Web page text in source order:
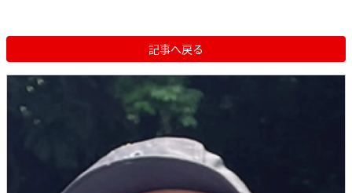
記事へ戻る